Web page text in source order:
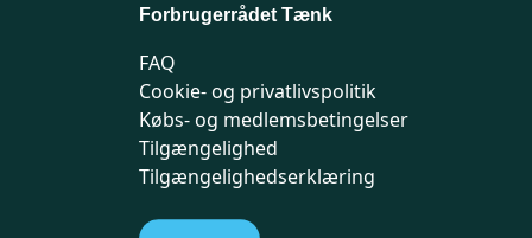
Forbrugerrådet Tænk
FAQ
Cookie- og privatlivspolitik
Købs- og medlemsbetingelser
Tilgængelighed
Tilgængelighedserklæring